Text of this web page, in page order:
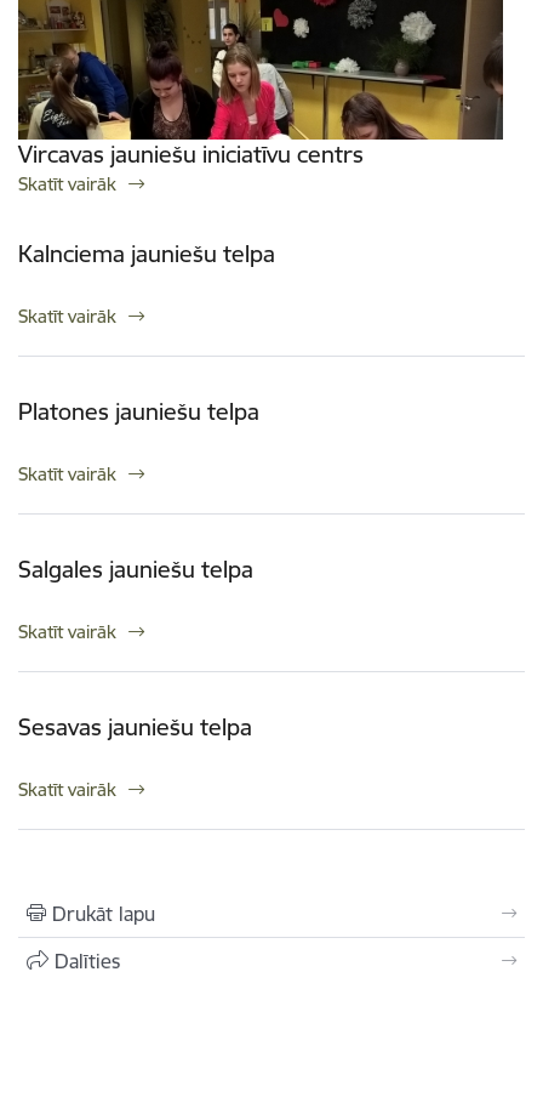
Vircavas jauniešu iniciatīvu centrs
Skatīt vairāk
Kalnciema jauniešu telpa
Skatīt vairāk
Platones jauniešu telpa
Skatīt vairāk
Salgales jauniešu telpa
Skatīt vairāk
Sesavas jauniešu telpa
Skatīt vairāk
Drukāt lapu
Dalīties